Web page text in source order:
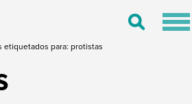
Toggle
etiquetados para: protistas